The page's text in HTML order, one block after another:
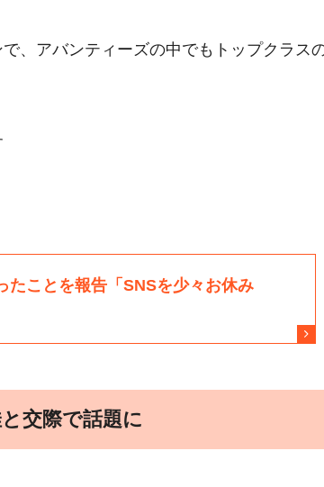
、アバンティーズの中でもトップクラス
交際で話題に